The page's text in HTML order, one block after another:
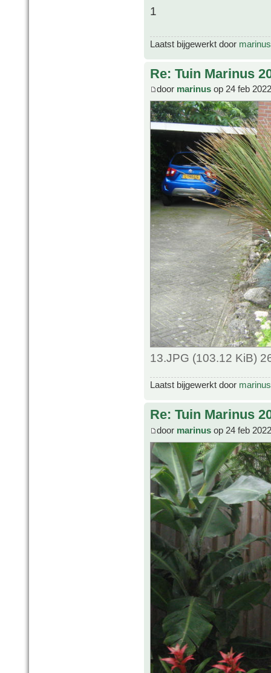
1
Laatst bijgewerkt door marinus
Re: Tuin Marinus
door marinus op 24 feb
13.JPG (103.12 KiB)
Laatst bijgewerkt door marinus
Re: Tuin Marinus
door marinus op 24 feb